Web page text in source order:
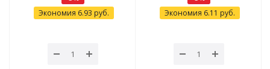
Экономия 6.93 руб.
Экономия 6.11 руб.